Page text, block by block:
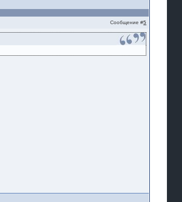
Сообщение #5